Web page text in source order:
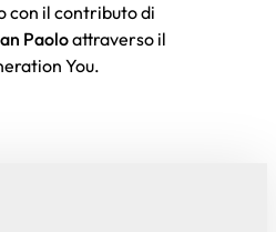
con il contributo di
Paoloattraverso il
You.